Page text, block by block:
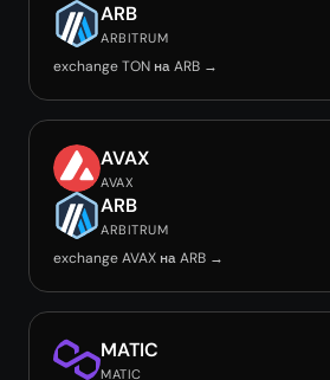
ARB
ARBITRUM
exchange TON на ARB →
AVAX
AVAX
ARB
ARBITRUM
exchange AVAX на ARB →
MATIC
MATIC